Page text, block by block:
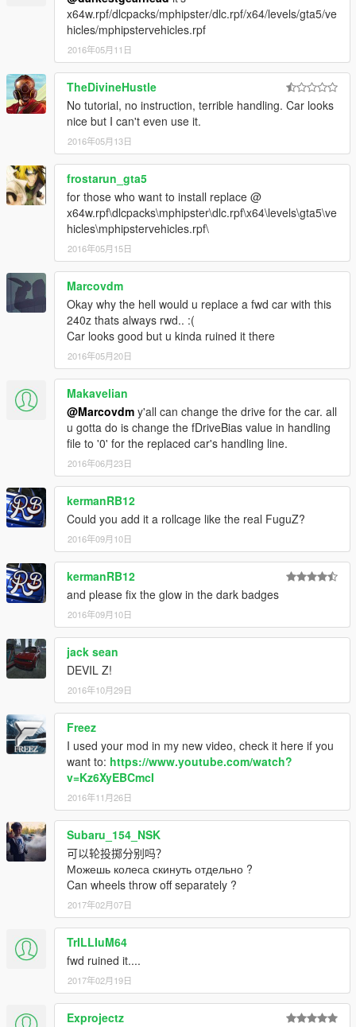
x64w.rpf/dlcpacks/mphipster/dlc.rpf/x64/levels/gta5/ve
hicles/mphipstervehicles.rpf
2016年05月11日
TheDivineHustle
No tutorial, no instruction, terrible handling. Car looks
nice but I can't even use it.
2016年05月13日
frostarun_gta5
for those who want to install replace @
x64w.rpf\dlcpacks\mphipster\dlc.rpf\x64\levels\gta5\ve
hicles\mphipstervehicles.rpf\
2016年05月15日
Marcovdm
Okay why the hell would u replace a fwd car with this
240z thats always rwd.. :(
Car looks good but u kinda ruined it there
2016年05月20日
Makavelian
@Marcovdm y'all can change the drive for the car. all
u gotta do is change the fDriveBias value in handling
file to '0' for the replaced car's handling line.
2016年06月23日
kermanRB12
Could you add it a rollcage like the real FuguZ?
2016年09月10日
kermanRB12
and please fix the glow in the dark badges
2016年09月10日
jack sean
DEVIL Z!
2016年10月29日
Freez
I used your mod in my new video, check it here if you
want to: https://www.youtube.com/watch?
v=Kz6XyEBCmcI
2016年11月26日
Subaru_154_NSK
可以轮投掷分别吗？
Можешь колеса скинуть отдельно ?
Can wheels throw off separately ?
2017年02月07日
TrILLIuM64
fwd ruined it....
2017年02月19日
Exprojectz